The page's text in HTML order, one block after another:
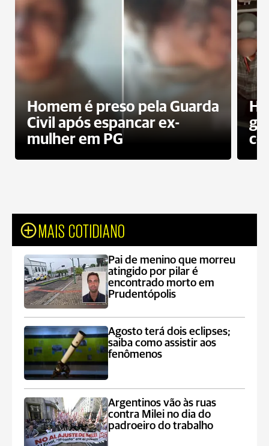
Homem é preso pela Guarda
Civil após espancar ex-
mulher em PG
MAIS COTIDIANO
Pai de menino que morreu
atingido por pilar é
encontrado morto em
Prudentópolis
Agosto terá dois eclipses;
saiba como assistir aos
fenômenos
Argentinos vão às ruas
contra Milei no dia do
padroeiro do trabalho